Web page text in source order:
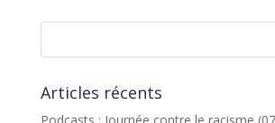
Articles récents